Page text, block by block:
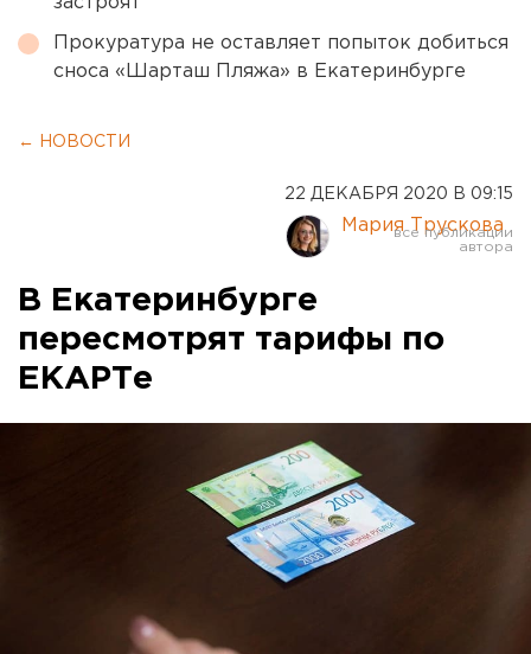
Прокуратура не оставляет попыток добиться
сноса «Шарташ Пляжа» в Екатеринбурге
← НОВОСТИ
22 ДЕКАБРЯ 2020 В 09:15
Мария Трускова
В Екатеринбурге
пересмотрят тарифы по
ЕКАРТе